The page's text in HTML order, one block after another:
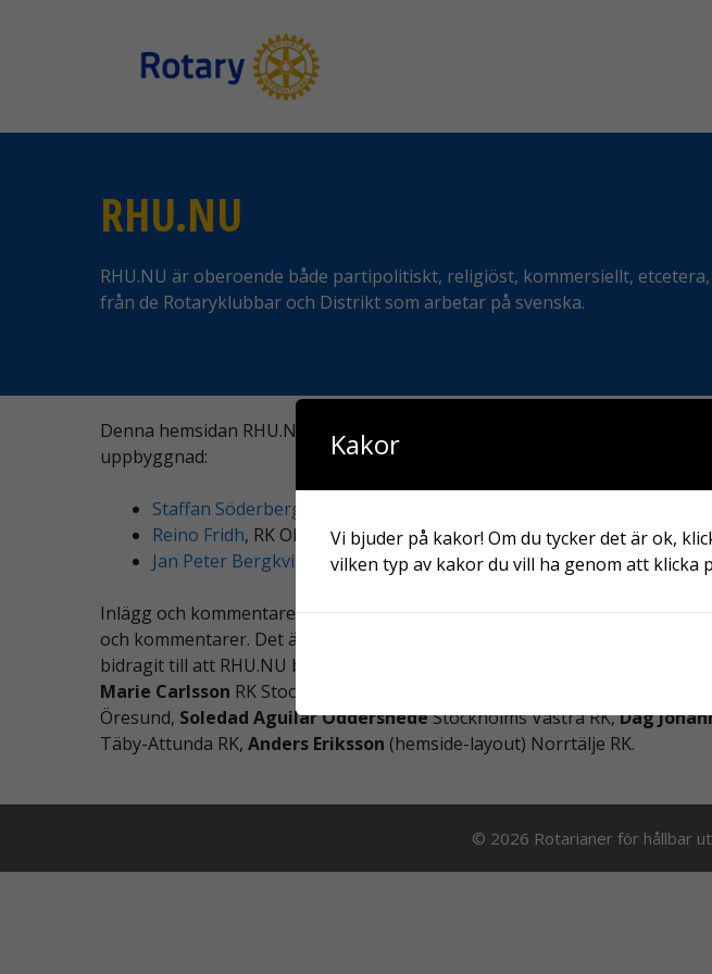
RHU.NU
RHU.NU är oberoende både partipolitiskt, religiöst, kommersiellt,
från de Rotaryklubbar och Distrikt som arbetar på svenska.
Denna hemsidan RHU.NU.nu publiceras av Staffan Söderberg,
uppbyggnad:
Staffan Söderberg
Reino Fridh, RK Olofström
Jan Peter Bergkvist
, RK Stockholm Brommaplan
Inlägg och kommentarer modereras så lång möjligt för att säkerställa
och kommentarer. Det är upp till läsaren att verifiera allt innehåll på
bidragit till att RHU.NU blivit verklighet:
Marie Carlsson RK Stockholm Östermalm,
Öresund, Soledad Aguilar OddershedeStockholms Västra RK,Dag
Täby-Attunda RK, Anders Eriksson (hemside-layout) Norrtälje RK.
© 2026 Rotarianer för hållbar
Kakor
Vi bjuder på kakor! Om du tycker det är ok,
vilken typ av kakor du vill ha genom att klicka